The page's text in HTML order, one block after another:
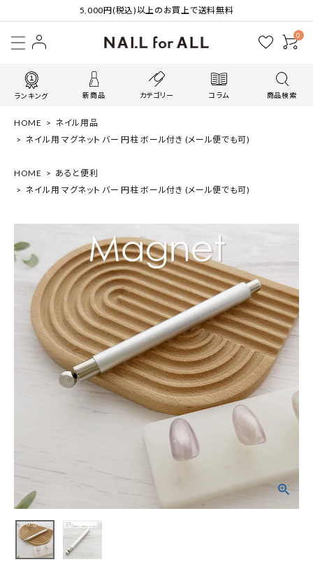
5,000円(税込)以上のお買上で送料無料
0
ランキング 新商品 カテゴリー コラム 商品検索
HOME
ネイル用品
ネイル用 マグネット バー 円柱 ボール付き (メール便でも可)
HOME
あると便利
ネイル用 マグネット バー 円柱 ボール付き (メール便でも可)